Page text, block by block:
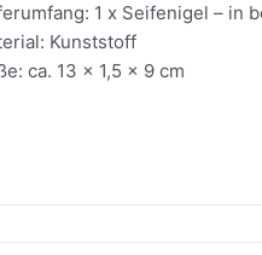
1 x Seifenigel – in
Kunststoff
ca. 13 x 1,5 x 9 cm